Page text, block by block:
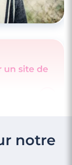
un site de
notre